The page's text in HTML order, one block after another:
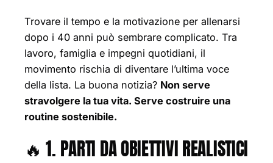
Trovare il tempo e la motivazione per allenarsi
dopo i 40 anni può sembrare complicato. Tra
lavoro, famiglia e impegni quotidiani, il
movimento rischia di diventare l’ultima voce
della lista. La buona notizia? Non serve
stravolgere la tua vita. Serve costruire una
routine sostenibile.
🔥 1. PARTI DA OBIETTIVI REALISTICI